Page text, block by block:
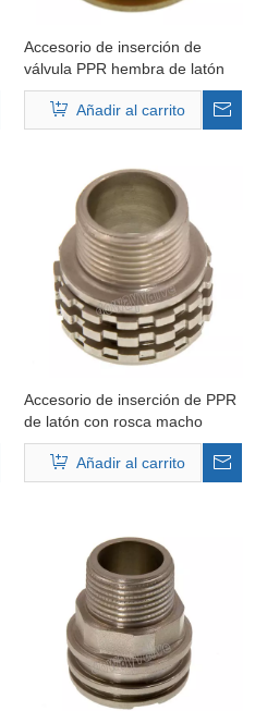
Accesorio de inserción de
válvula PPR hembra de latón
Añadir al carrito
Accesorio de inserción de PPR
de latón con rosca macho
Añadir al carrito